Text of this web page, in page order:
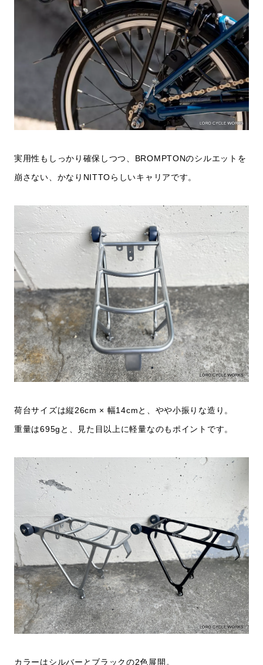
実用性もしっかり確保しつつ、BROMPTONのシルエットを
崩さない、かなりNITTOらしいキャリアです。
荷台サイズは縦26cm × 幅14cmと、やや小振りな造り。
重量は695gと、見た目以上に軽量なのもポイントです。
カラーはシルバーとブラックの2色展開。